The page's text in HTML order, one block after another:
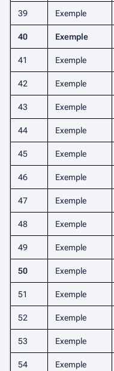
39 Exemple
40 Exemple
41 Exemple
42 Exemple
43 Exemple
44 Exemple
45 Exemple
46 Exemple
47 Exemple
48 Exemple
49 Exemple
50 Exemple
51 Exemple
52 Exemple
53 Exemple
54 Exemple